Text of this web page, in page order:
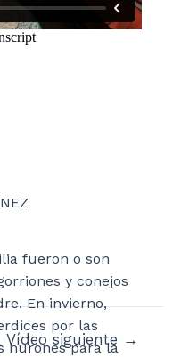
fueron o son
y conejos
En invierno,
por las
hurones para la
Vídeo siguiente →